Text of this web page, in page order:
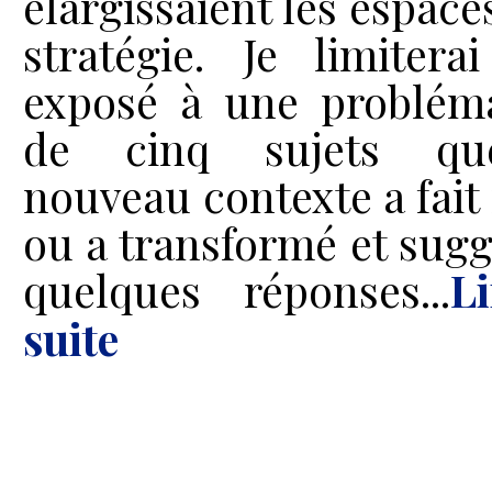
stratégie. Je
exposé à une
de cinq sujets
nouveau contexte a
ou a transformé et
quelques réponses...
suite